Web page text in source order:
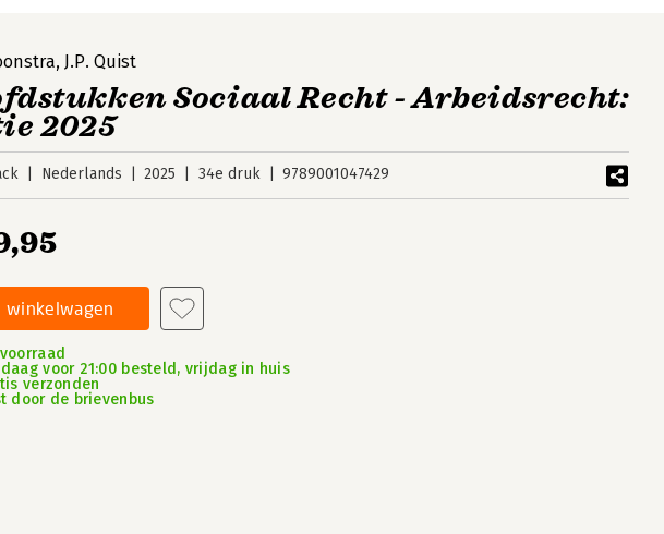
, J.P. Quist
Sociaal Recht - Arbeidsrecht:
2025
Nederlands 2025 34e druk 9789001047429
winkelwagen
voor 21:00 besteld, vrijdag in huis
verzonden
door de brievenbus